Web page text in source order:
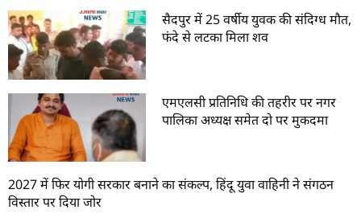
सैदपुर में 25 वर्षीय युवक की संदिग्ध मौत,
फंदे से लटका मिला शव
एमएलसी प्रतिनिधि की तहरीर पर नगर
पालिका अध्यक्ष समेत दो पर मुकदमा
2027 में फिर योगी सरकार बनाने का संकल्प, हिंदू युवा वाहिनी ने संगठन
विस्तार पर दिया जोर